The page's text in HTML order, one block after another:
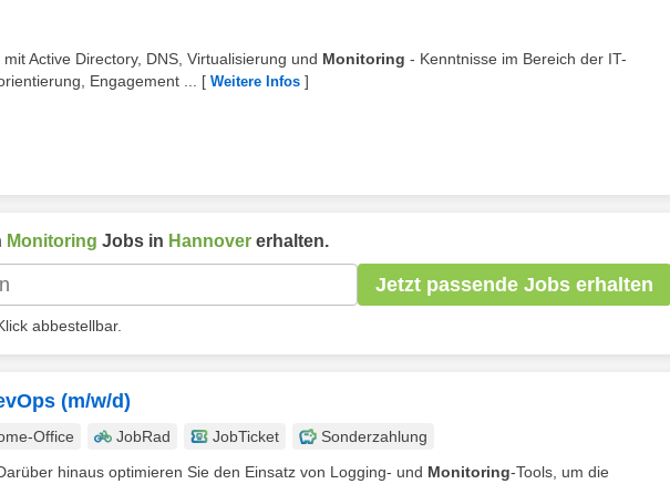
Active Directory, DNS, Virtualisierung und Monitoring - Kenntnisse im Bereich der IT-
Engagement ...
[ Weitere Infos ]
Monitoring Jobs in Hannover erhalten.
Jetzt passende Jobs erhalten
abbestellbar.
(m/w/d)
Office JobRad JobTicket
Sonderzahlung
hinaus optimieren Sie den Einsatz von Logging- und Monitoring-Tools, um die